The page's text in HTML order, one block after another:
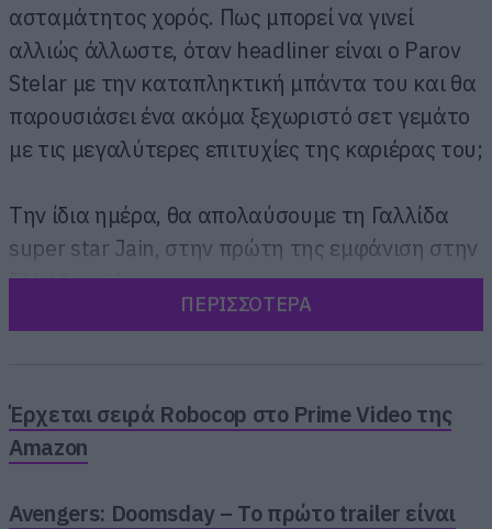
ασταμάτητος χορός. Πως μπορεί να γινεί
αλλιώς άλλωστε, όταν headliner είναι ο Parov
Stelar με την καταπληκτική μπάντα του και θα
παρουσιάσει ένα ακόμα ξεχωριστό σετ γεμάτο
με τις μεγαλύτερες επιτυχίες της καριέρας του;
Την ίδια ημέρα, θα απολαύσουμε τη Γαλλίδα
super star Jain, στην πρώτη της εμφάνιση στην
Ελλάδα αλλά και τους ατμοσφαιρικούς
Telenova της Angeline Armstrong. Το warmup
ΠΕΡΙΣΣΟΤΕΡΑ
Έρχεται σειρά Robocop στο Prime Video της
Amazon
Avengers: Doomsday – Το πρώτο trailer είναι